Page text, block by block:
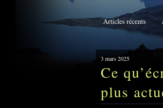
Articles récents
3 mars 2025
Ce
plus